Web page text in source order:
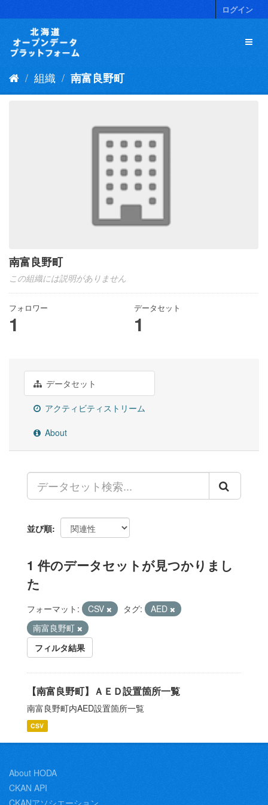
キ
ログイン
組織 南富良野町
南富良野町
この組織には説明がありません
フォロワー
1
データセット
1
データセット
アクティビティストリーム
About
並び順
1 件のデータセットが見つかりまし
た
フォーマット: CSV タグ:
AED
南富良野町
フィルタ結果
【南富良野町】ＡＥＤ設置箇所一覧
南富良野町内AED設置箇所一覧
CSV
About HODA
CKAN API